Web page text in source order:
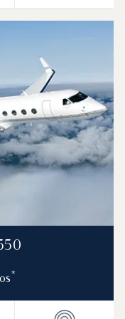
*